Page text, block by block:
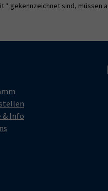
* gekennzeichnet sind, müssen
& Info